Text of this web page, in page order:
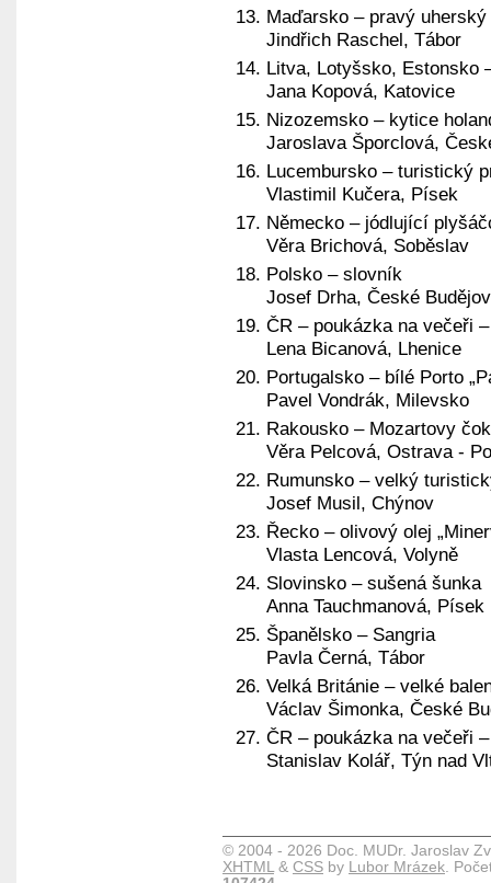
Maďarsko – pravý
Jindřich Raschel, Tábor
Litva, Lotyšsko, Estonsko
Jana Kopová, Katovice
Nizozemsko – kytice
Jaroslava Šporclová,
Lucembursko – turistický
Vlastimil Kučera, Písek
Německo – jódlující
Věra Brichová, Soběslav
Polsko – slovník
Josef Drha, České
ČR – poukázka na večeři
Lena Bicanová, Lhenice
Portugalsko – bílé Porto
Pavel Vondrák, Milevsko
Rakousko – Mozartovy
Věra Pelcová, Ostrava -
Rumunsko – velký
Josef Musil, Chýnov
Řecko – olivový olej
Vlasta Lencová, Volyně
Slovinsko – sušená šunka
Anna Tauchmanová, Písek
Španělsko – Sangria
Pavla Černá, Tábor
Velká Británie – velké
Václav Šimonka, České
ČR – poukázka na večeři
Stanislav Kolář, Týn nad
© 2004 - 2026 Doc. MUDr. Jaroslav
XHTML & CSS by Lubor Mrázek .